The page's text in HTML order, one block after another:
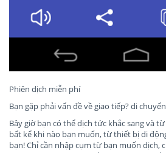
Phiên dịch miễn phí
Bạn gặp phải vấn đề về giao tiếp? di
Bây giờ bạn có thể dịch tức khắc sang và
bất kể khi nào bạn muốn, từ thiết bị di
bạn! Chỉ cần nhập cụm từ bạn muốn dịch,